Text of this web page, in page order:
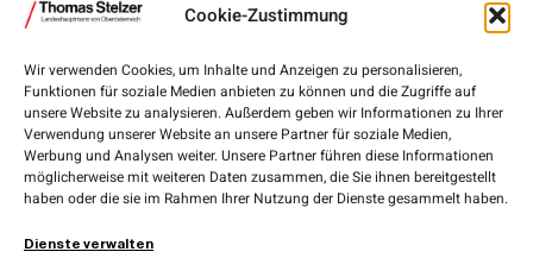
Cookie-Zustimmung
Wir verwenden Cookies, um Inhalte und Anzeigen zu personalisieren,
Funktionen für soziale Medien anbieten zu können und die Zugriffe auf
unsere Website zu analysieren. Außerdem geben wir Informationen zu Ihrer
Verwendung unserer Website an unsere Partner für soziale Medien,
Werbung und Analysen weiter. Unsere Partner führen diese Informationen
möglicherweise mit weiteren Daten zusammen, die Sie ihnen bereitgestellt
haben oder die sie im Rahmen Ihrer Nutzung der Dienste gesammelt haben.
Dienste verwalten
Landhausplatz 1, 4020 Linz
+43 732 7720-111 00
lh.stelzer@ooe.gv.at